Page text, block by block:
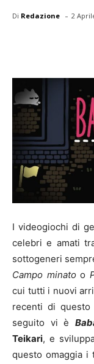
Di Redazione - 2
I videogiochi di
celebri e amati
sottogeneri
Campo minatoo
cui tutti i nuovi
recenti di questo
seguito vi è
Teikari, e
questo omaggia i